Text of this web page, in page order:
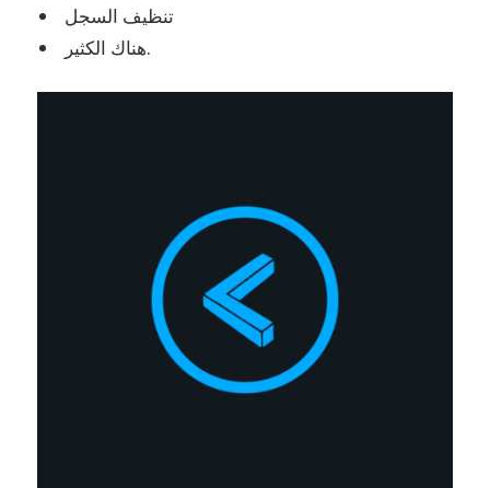
تنظيف السجل
هناك الكثير.